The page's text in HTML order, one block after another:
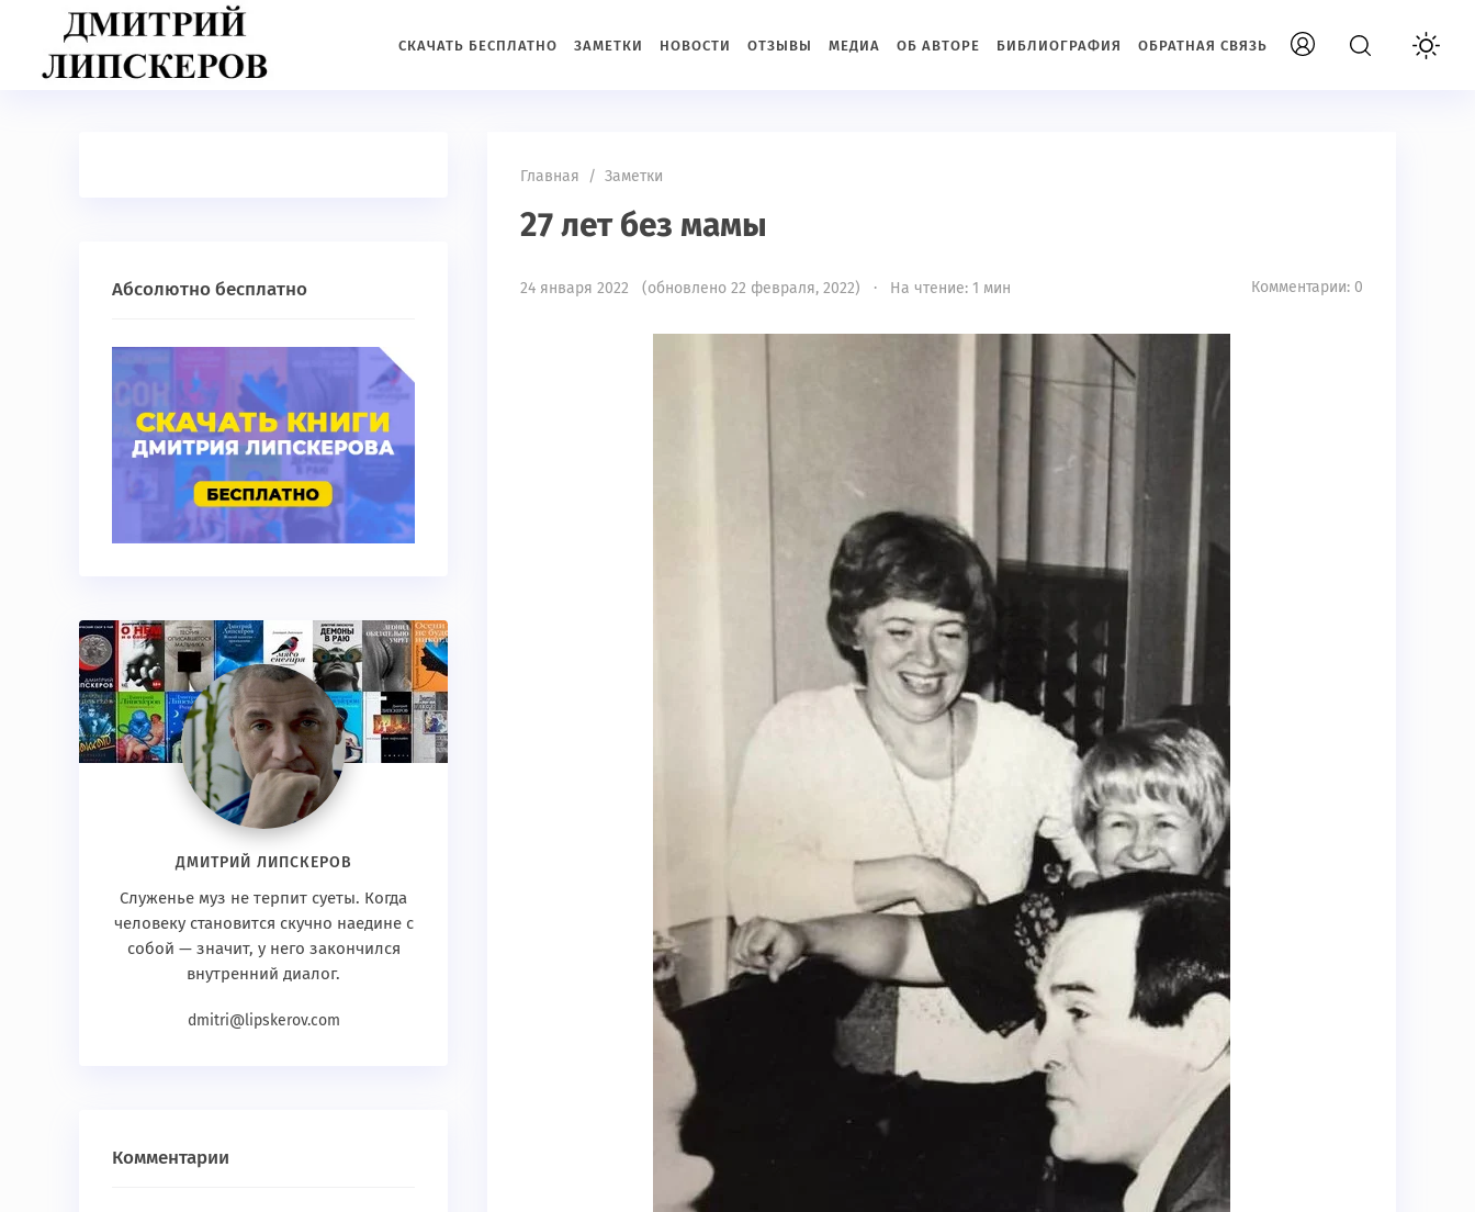
СКАЧАТЬ БЕСПЛАТНО ЗАМЕТКИ НОВОСТИ ОТЗЫВЫ МЕДИА ОБ АВТОРЕ БИБЛИОГРАФИЯ ОБРАТНАЯ СВЯЗЬ
Главная / Заметки
27 лет без мамы
24 января 2022 (обновлено 22 февраля, 2022) · На чтение: 1 мин Комментарии: 0
Абсолютно бесплатно
ДМИТРИЙ ЛИПСКЕРОВ
Служенье муз не терпит суеты. Когда
человеку становится скучно наедине с
собой — значит, у него закончился
внутренний диалог.
dmitri@lipskerov.com
Комментарии